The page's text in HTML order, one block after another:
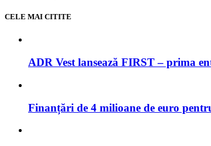
CELE MAI CITITE
ADR Vest lansează FIRST – prima
Finanțări de 4 milioane de euro